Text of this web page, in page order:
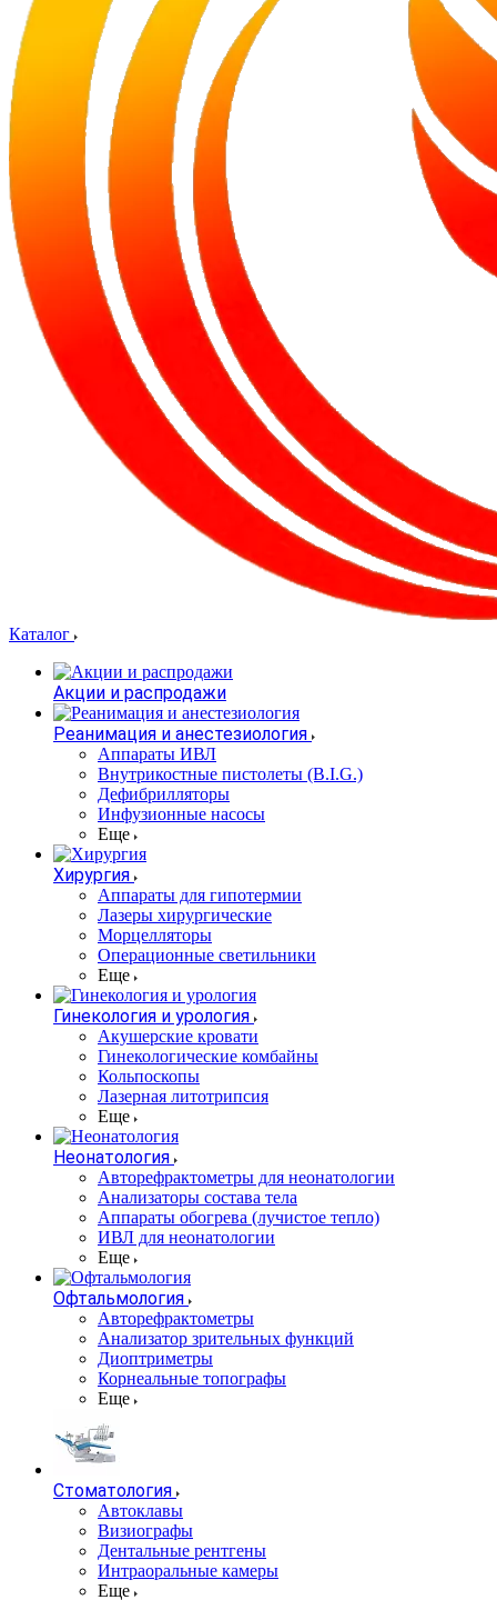
Каталог
Акции и распродажи
Реанимация и анестезиология
Аппараты ИВЛ
Внутрикостные пистолеты (B.I.G.)
Дефибрилляторы
Инфузионные насосы
Еще
Хирургия
Аппараты для гипотермии
Лазеры хирургические
Морцелляторы
Операционные светильники
Еще
Гинекология и урология
Акушерские кровати
Гинекологические комбайны
Кольпоскопы
Лазерная литотрипсия
Еще
Неонатология
Авторефрактометры для неонатологии
Анализаторы состава тела
Аппараты обогрева (лучистое тепло)
ИВЛ для неонатологии
Еще
Офтальмология
Авторефрактометры
Анализатор зрительных функций
Диоптриметры
Корнеальные топографы
Еще
Стоматология
Автоклавы
Визиографы
Дентальные рентгены
Интраоральные камеры
Еще